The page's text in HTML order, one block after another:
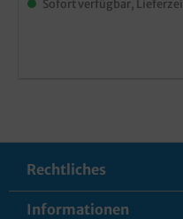
Sofort verfügbar,
Rechtliches
Informationen